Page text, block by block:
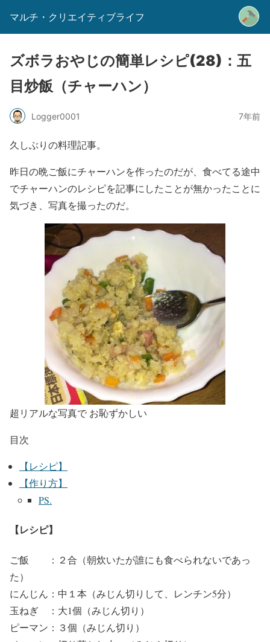
マルチ・クリエイティブライフ
ズボラおやじの簡単レシピ(28)：五
目炒飯（チャーハン）
Logger0001 7年前
久しぶりの料理記事。
昨日の晩ご飯にチャーハンを作ったのだが、食べてる途中
でチャーハンのレシピを記事にしたことが無かったことに
気づき、写真を撮ったのだ。
超リアルな写真で お恥ずかしい
目次
【レシピ】
【作り方】
PS.
【レシピ】
ご飯 ：２合（朝炊いたが誰にも食べられないであっ
た）
にんじん：中１本（みじん切りして、レンチン5分）
玉ねぎ ：大1個（みじん切り）
ピーマン：３個（みじん切り）